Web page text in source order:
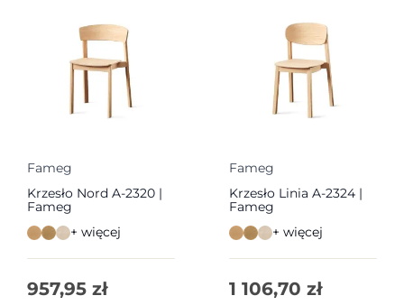
Fameg
Krzesło Nord A-2320 |
Fameg
+ więcej
957,95 zł
Fameg
Krzesło Linia A-2324 |
Fameg
+ więcej
1 106,70 zł